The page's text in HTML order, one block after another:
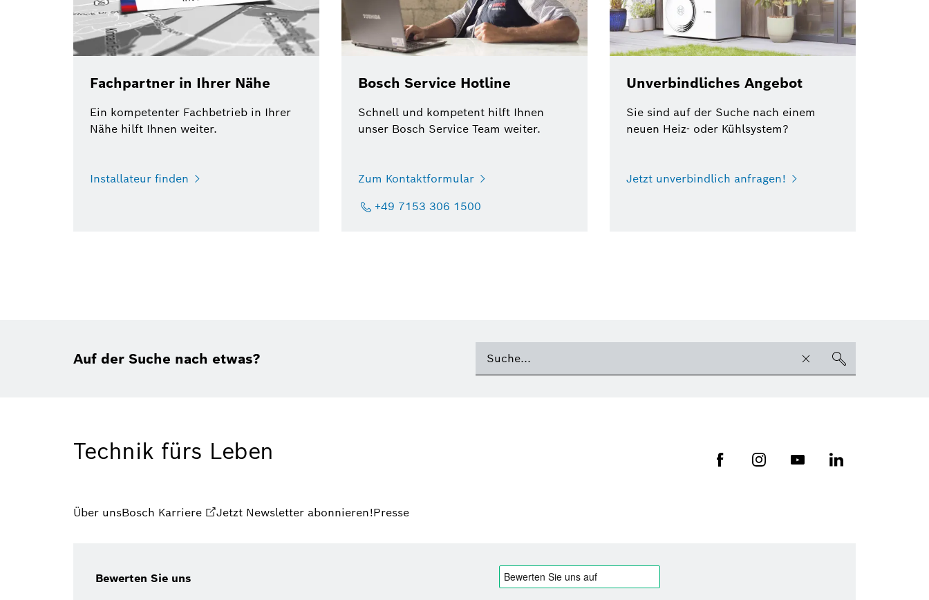
Fachpartner in Ihrer Nähe
Ein kompetenter Fachbetrieb in Ihrer
Nähe hilft Ihnen weiter.
Installateur finden
Bosch Service Hotline
Schnell und kompetent hilft Ihnen
unser Bosch Service Team weiter.
Zum Kontaktformular
+49 7153 306 1500
Unverbindliches Angebot
Sie sind auf der Suche nach einem
neuen Heiz- oder Kühlsystem?
Jetzt unverbindlich anfragen!
Auf der Suche nach etwas?
Technik fürs Leben
Über unsBosch Karriere Jetzt Newsletter abonnieren!Presse
Bewerten Sie uns